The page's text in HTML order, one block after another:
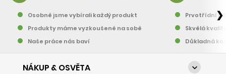
Osobně jsme vybírali každý produkt
Produkty máme vyzkoušené na sobě
Naše práce nás baví
Prvotřídní
Skvělá
Důkladná
❯
NÁKUP & OSVĚTA 